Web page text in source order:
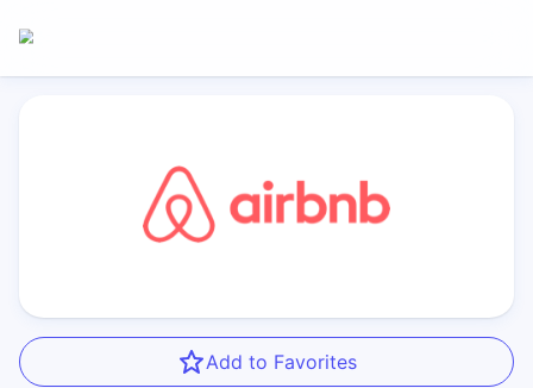
Add to Favorites